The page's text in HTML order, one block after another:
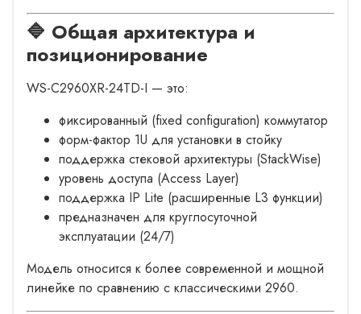
🔷 Общая архитектура и
позиционирование
WS-C2960XR-24TD-I — это:
фиксированный (fixed configuration) коммутатор
форм-фактор 1U для установки в стойку
поддержка стековой архитектуры (StackWise)
уровень доступа (Access Layer)
поддержка IP Lite (расширенные L3 функции)
предназначен для круглосуточной
эксплуатации (24/7)
Модель относится к более современной и мощной
линейке по сравнению с классическими 2960.